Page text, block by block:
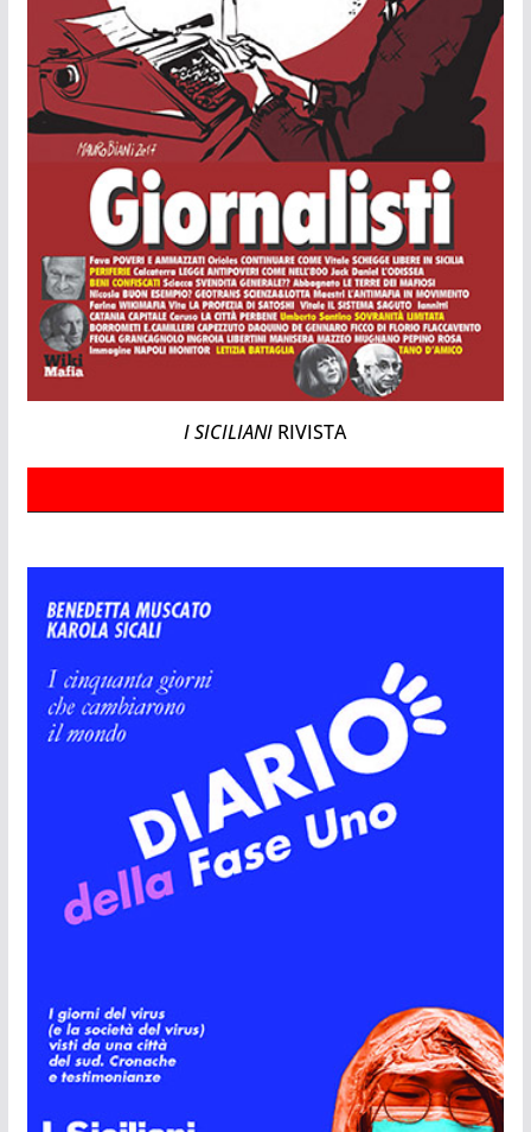
I SICILIANI RIVISTA